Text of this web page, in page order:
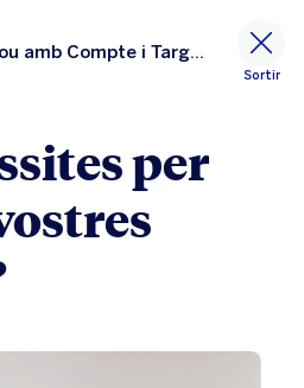
Alta de client nou amb Compte i Targeta
Sortir
per